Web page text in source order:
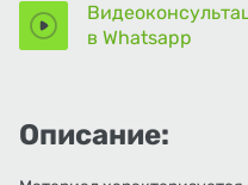
в Whatsapp
Описание: